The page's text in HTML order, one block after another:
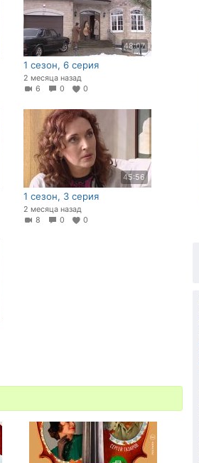
48:07
1 сезон, 6 серия
2 месяца назад
6
0 0
45:56
1 сезон, 3 серия
2 месяца назад
8
0 0